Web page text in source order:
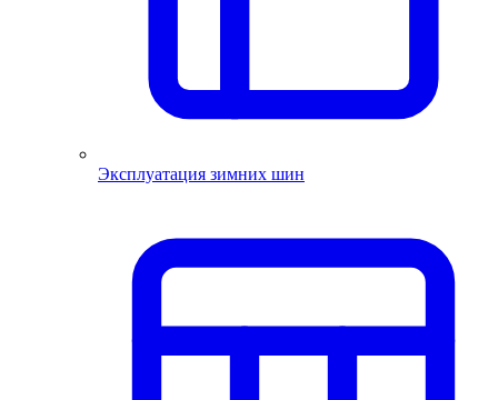
Эксплуатация зимних шин